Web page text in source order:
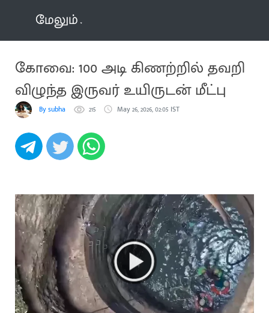
மேலும்
கோவை: 100 அடி கிணற்றில் தவறி
விழுந்த இருவர் உயிருடன் மீட்பு
By subha 215 May 26, 2026, 02:05 IST